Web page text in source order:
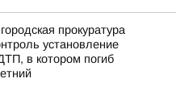
прокуратура
установление
в котором погиб